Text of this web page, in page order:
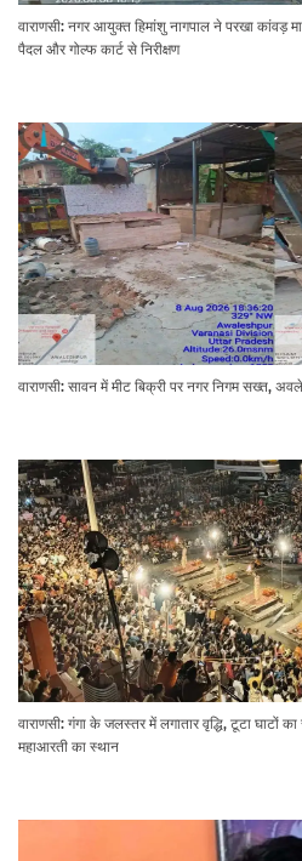
वाराणसी: नगर आयुक्त हिमांशु नागपाल ने परखा कांवड़
पैदल और गोल्फ कार्ट से निरीक्षण
वाराणसी: सावन में मीट बिक्री पर नगर निगम सख्त,
वाराणसी: गंगा के जलस्तर में लगातार वृद्धि, टूटा घाटों
महाआरती का स्थान